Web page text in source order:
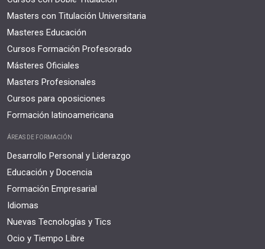
Masters con Titulación Universitaria
Masteres Educación
Cursos Formación Profesorado
Másteres Oficiales
Masters Profesionales
Cursos para oposiciones
Formación latinoamericana
ÁREAS DE FORMACIÓN
Desarrollo Personal y Liderazgo
Educación y Docencia
Formación Empresarial
Idiomas
Nuevas Tecnologías y Tics
Ocio y Tiempo Libre